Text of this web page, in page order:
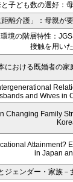
子ども数の選好：
距離介護」：母親が
境の階層特性：
接触を用い
における既婚者の
and Wives in
Changing Family
Attainment?
in Japan
ジェンダー・家族